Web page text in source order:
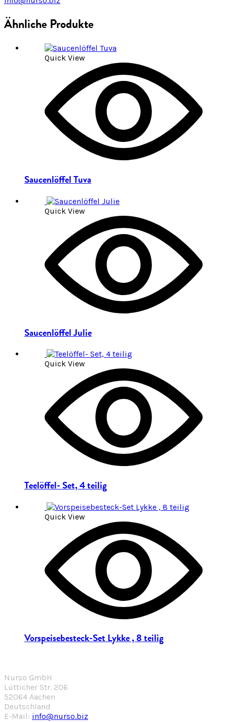
Ähnliche Produkte
Quick View
Saucenlöffel Tuva
Quick View
Saucenlöffel Julie
Quick View
Teelöffel- Set, 4 teilig
Quick View
Vorspeisebesteck-Set Lykke , 8 teilig
Nurso GmbH
Lütticher Str. 206
52064 Aachen
Deutschland
E-Mail: info@nurso.biz